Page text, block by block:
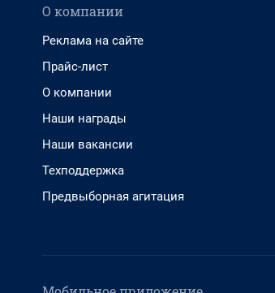
О компании
Реклама на сайте
Прайс-лист
О компании
Наши награды
Наши вакансии
Техподдержка
Предвыборная агитация